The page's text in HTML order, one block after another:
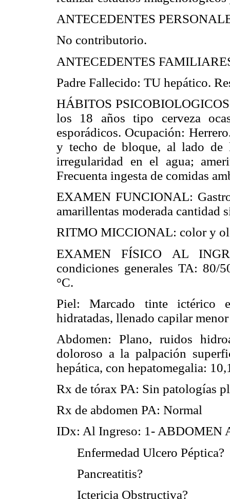
ANTECEDENTES
No contributorio.
ANTECEDENTES
Padre Fallecido: TU hepático.
HÁBITOS
los 18 años tipo cerveza
esporádicos. Ocupación:
y techo de bloque, al lado de
irregularidad en el agua;
Frecuenta ingesta de comidas
EXAMEN FUNCIONAL:
amarillentas moderada cantidad
RITMO MICCIONAL: color y
EXAMEN FÍSICO AL
condiciones generales TA: 80/
°C.
Piel: Marcado tinte ictérico
hidratadas, llenado capilar
Abdomen: Plano, ruidos
doloroso a la palpación
hepática, con hepatomegalia:
Rx de tórax PA: Sin patologías
Rx de abdomen PA: Normal
IDx: Al Ingreso: 1- ABDOMEN
Enfermedad Ulcero Péptica?
Pancreatitis?
Ictericia Obstructiva?